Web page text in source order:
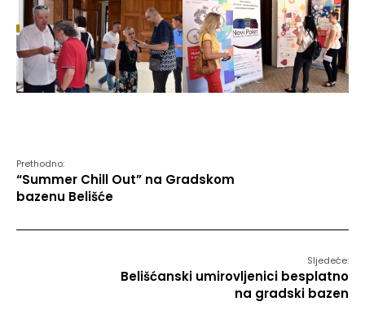
Prethodno:
“Summer Chill Out” na Gradskom
bazenu Belišće
Sljedeće:
Belišćanski umirovljenici besplatno
na gradski bazen